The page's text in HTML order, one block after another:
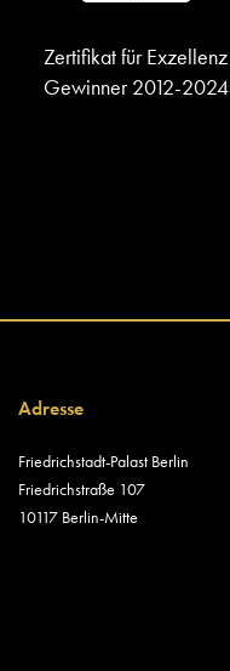
Zertifikat für Exzellenz
Gewinner 2012-2024
Adresse
Friedrichstadt-Palast Berlin
Friedrichstraße 107
10117 Berlin-Mitte